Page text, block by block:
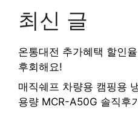
최신 글
온통대전 추가혜택 할인
후회해요!
매직쉐프 차량용 캠핑용
용량 MCR-A50G 솔직후